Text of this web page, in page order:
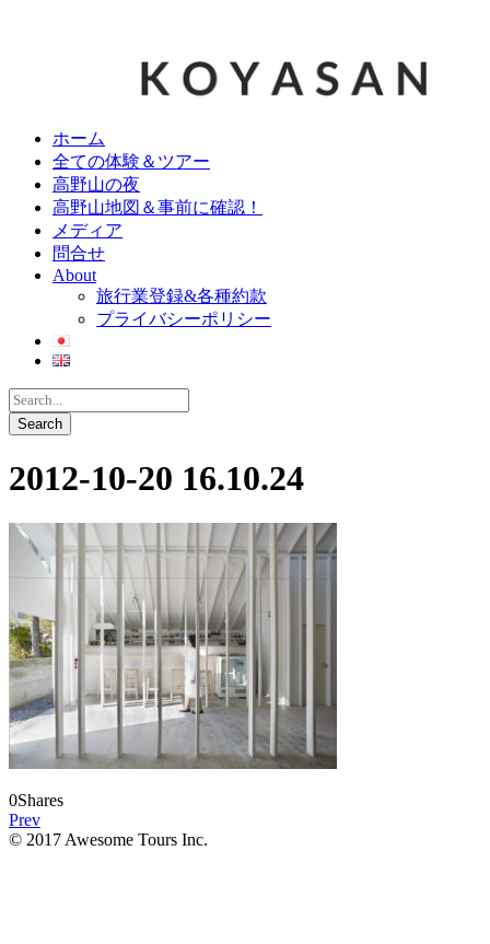
ホーム
全ての体験＆ツアー
高野山の夜
高野山地図＆事前に確認！
メディア
問合せ
About
旅行業登録&各種約款
プライバシーポリシー
2012-10-20 16.10.24
0Shares
Prev
© 2017 Awesome Tours Inc.